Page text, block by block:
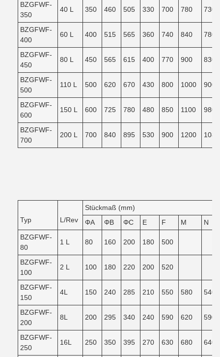
BZGFWF-
350
40 L 350 460 505 330 700 780 730
BZGFWF-
400
60 L 400 515 565 360 740 840 780
BZGFWF-
450
80 L 450 565 615 400 770 900 830
BZGFWF-
500
110 L 500 620 670 430 800 1000 900
BZGFWF-
600
150 L 600 725 780 480 850 1100 980
BZGFWF-
700
200 L 700 840 895 530 900 1200 1080
Typ L/Rev
Stückmaß (mm)
ΦA
ΦB ΦC E F M
N
BZGFWF-
80
1 L 80 160 200 180 500
BZGFWF-
100
2 L 100 180 220 200 520
BZGFWF-
150
4L 150 240 285 210 550 580 540
BZGFWF-
200
8L 200 295 340 240 590 620 590
BZGFWF-
250
16L 250 350 395 270 630 680 640